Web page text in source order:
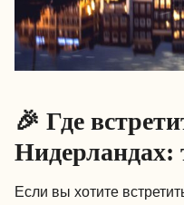
🎉 Где
Нидерландах:
Если вы хотите